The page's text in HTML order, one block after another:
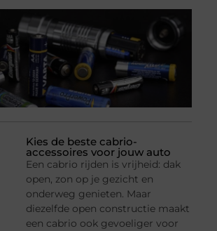
Kies de beste cabrio-
accessoires voor jouw auto
Een cabrio rijden is vrijheid: dak
open, zon op je gezicht en
onderweg genieten. Maar
diezelfde open constructie maakt
een cabrio ook gevoeliger voor